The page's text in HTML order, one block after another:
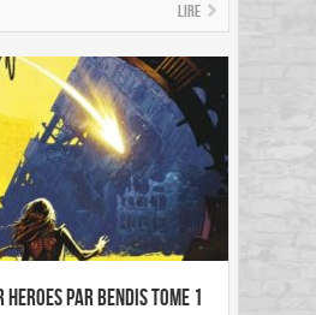
Lire
par Bendis Tome 1